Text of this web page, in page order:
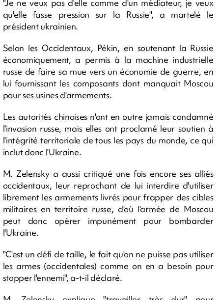
"Je ne veux pas d'elle comme d'un médiateur, je veux
qu'elle fasse pression sur la Russie", a martelé le
président ukrainien.
Selon les Occidentaux, Pékin, en soutenant la Russie
économiquement, a permis à la machine industrielle
russe de faire sa mue vers un économie de guerre, en
lui fournissant les composants dont manquait Moscou
pour ses usines d'armements.
Les autorités chinoises n'ont en outre jamais condamné
l'invasion russe, mais elles ont proclamé leur soutien à
l'intégrité territoriale de tous les pays du monde, ce qui
inclut donc l'Ukraine.
M. Zelensky a aussi critiqué une fois encore ses alliés
occidentaux, leur reprochant de lui interdire d'utiliser
librement les armements livrés pour frapper des cibles
militaires en territoire russe, d'où l'armée de Moscou
peut donc opérer impunément pour bombarder
l'Ukraine.
"C'est un défi de taille, le fait qu'on ne puisse pas utiliser
les armes (occidentales) comme on en a besoin pour
stopper l'ennemi", a-t-il déclaré.